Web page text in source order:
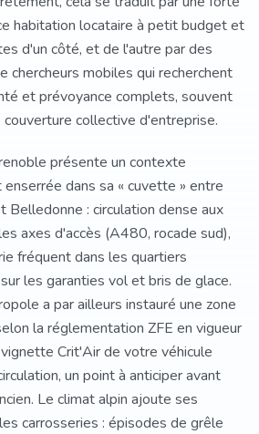
habitation locataire à petit budget et
d'un côté, et de l'autre par des
chercheurs mobiles qui recherchent
et prévoyance complets, souvent
collective d'entreprise.
présente un contexte
dans sa « cuvette » entre
Belledonne : circulation dense aux
axes d'accès (A480, rocade sud),
fréquent dans les quartiers
les garanties vol et bris de glace.
a par ailleurs instauré une zone
la réglementation ZFE en vigueur
Crit'Air de votre véhicule
un point à anticiper avant
Le climat alpin ajoute ses
carrosseries : épisodes de grêle